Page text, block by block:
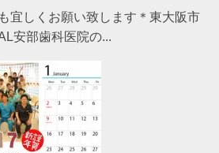
宜しくお願い致します＊東大阪市
安部歯科医院の...